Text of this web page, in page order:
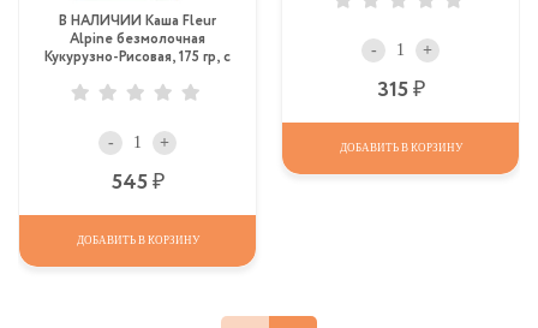
В НАЛИЧИИ Каша Fleur
Alpine безмолочная
Кукурузно-Рисовая, 175 гр, с
- +
545
ДОБАВИТЬ В КОРЗИНУ
- +
315
ДОБАВИТЬ В КОРЗИНУ